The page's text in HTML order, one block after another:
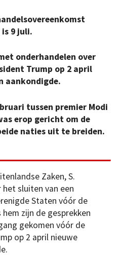
is 9 juli.
onderhandelen over
Trump op 2 april
aankondigde.
tussen premier Modi
erop gericht om de
naties uit te breiden.
Zaken, S.
het sluiten van een
Staten vóór de
zijn de gesprekken
gekomen vóór de
op 2 april nieuwe